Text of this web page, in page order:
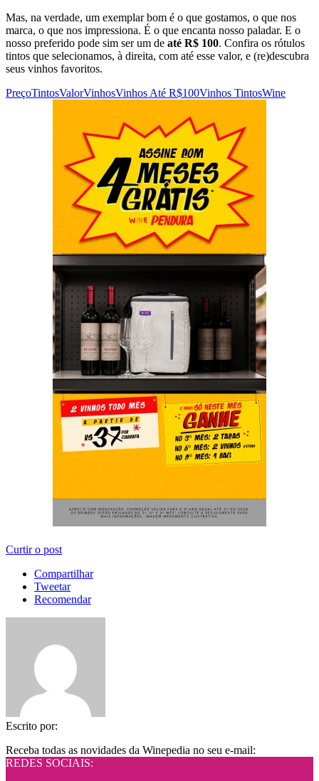
Mas, na verdade, um exemplar bom é o que gostamos, o que nos
marca, o que nos impressiona. É o que encanta nosso paladar. E o
nosso preferido pode sim ser um de até R$ 100. Confira os rótulos
tintos que selecionamos, à direita, com até esse valor, e (re)descubra
seus vinhos favoritos.
PreçoTintosValorVinhosVinhos Até R$100Vinhos TintosWine
Curtir o post
Compartilhar
Tweetar
Recomendar
Escrito por:
Receba todas as novidades da Winepedia no seu e-mail:
REDES SOCIAIS: